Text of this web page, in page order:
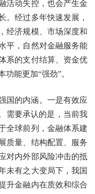
活动失控，也会产生金
。经过多年快速发展，
经济规模、市场深度和
平，自然对金融服务能
系的支付结算、资金优
能更加“强劲”。
国的内涵。一是有效应
需要承认的是，当前我
全球前列，金融体系建
质量、结构配置、服务
对内外部风险冲击的抵
未有之大变局下，我国
升金融内在质效和综合